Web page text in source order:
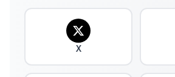
X